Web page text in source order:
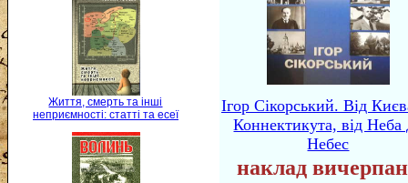
Життя, смерть та інші
неприємності: статті та есеї
Ігор Сікорський. Від
Коннектикута, від Неба
Небес
наклад